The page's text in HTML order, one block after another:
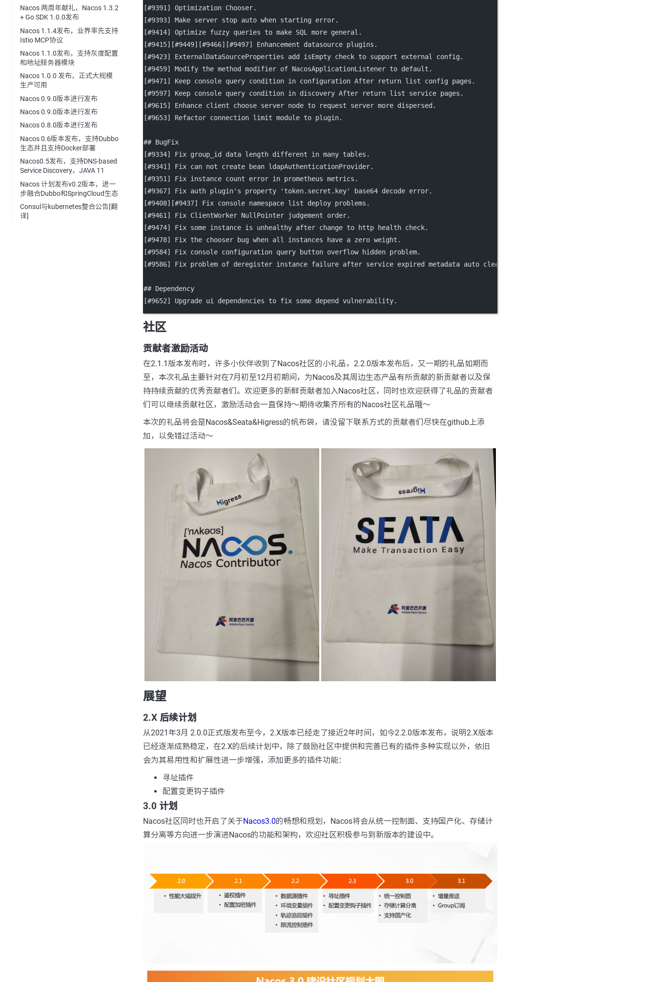
Nacos 两周年献礼，Nacos 1.3.2
+ Go SDK 1.0.0发布
Nacos 1.1.4发布，业界率先支持
Istio MCP协议
Nacos 1.1.0发布，支持灰度配置
和地址服务器模块
Nacos 1.0.0 发布，正式大规模
生产可用
Nacos 0.9.0版本进行发布
Nacos 0.9.0版本进行发布
Nacos 0.8.0版本进行发布
Nacos 0.6版本发布，支持Dubbo
生态并且支持Docker部署
Nacos0.5发布，支持DNS-based
Service Discovery，JAVA 11
Nacos 计划发布v0.2版本，进一
步融合Dubbo和SpringCloud生态
Consul与kubernetes整合公告[翻
译]
[#9391 ] Optimization Chooser.
[#9393] Make server stop auto when starting error.
[#9414] Optimize fuzzy queries to make SQL more general.
[#9415][#9449][#9466][#9497] Enhancement datasource plugins.
[#9423] ExternalDataSourceProperties add isEmpty check to support external config.
[#9459] Modify the method modifier of NacosApplicationListener to default.
[#9471 ] Keep console query condition in configuration After return list config pages.
[#9597] Keep console query condition in discovery After return list service pages.
[#9615] Enhance client choose server node to request server more dispersed.
[#9653] Refactor connection limit module to plugin.
## BugFix
[#9334] Fix group_id data length different in many tables.
[#9341 ] Fix can not create bean ldapAuthenticationProvider.
[#9351 ] Fix instance count error in prometheus metrics.
[#9367] Fix auth plugin's property 'token.secret.key' base64 decode error.
[#9408][#9437] Fix console namespace list deploy problems.
[#9461 ] Fix ClientWorker NullPointer judgement order.
[#9474] Fix some instance is unhealthy after change to http health check.
[#9478] Fix the chooser bug when all instances have a zero weight.
[#9584] Fix console configuration query button overflow hidden problem.
[#9586] Fix problem of deregister instance failure after service expired metadata auto clean.
## Dependency
[#9652] Upgrade ui dependencies to fix some depend vulnerability.
社区
贡献者激励活动
在2.1.1版本发布时，许多小伙伴收到了Nacos社区的小礼品，2.2.0版本发布后，又一期的礼品如期而
至，本次礼品主要针对在7月初至12月初期间，为Nacos及其周边生态产品有所贡献的新贡献者以及保
持持续贡献的优秀贡献者们。欢迎更多的新鲜贡献者加入Nacos社区，同时也欢迎获得了礼品的贡献者
们可以继续贡献社区，激励活动会一直保持～期待收集齐所有的Nacos社区礼品哦～
本次的礼品将会是Nacos&Seata&Higress的帆布袋，请没留下联系方式的贡献者们尽快在github上添
加，以免错过活动～
展望
2.X 后续计划
从2021年3月 2.0.0正式版发布至今，2.X版本已经走了接近2年时间，如今2.2.0版本发布，说明2.X版本
已经逐渐成熟稳定，在2.X的后续计划中，除了鼓励社区中提供和完善已有的插件多种实现以外，依旧
会为其易用性和扩展性进一步增强，添加更多的插件功能：
寻址插件
配置变更钩子插件
3.0 计划
Nacos社区同时也开启了关于Nacos3.0的畅想和规划，Nacos将会从统一控制面、支持国产化、存储计
算分离等方向进一步演进Nacos的功能和架构，欢迎社区积极参与到新版本的建设中。